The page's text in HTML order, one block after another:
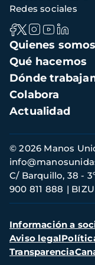
Navegación
principal
Quienes somos
Qué hacemos
Dónde
Colabora
Actualidad
Redes sociales
Información
de
contacto
© 2026 Manos
C/ Barquillo, 38 -
900 811 888
Menú
secundario
Información a
Aviso legal
Transparencia